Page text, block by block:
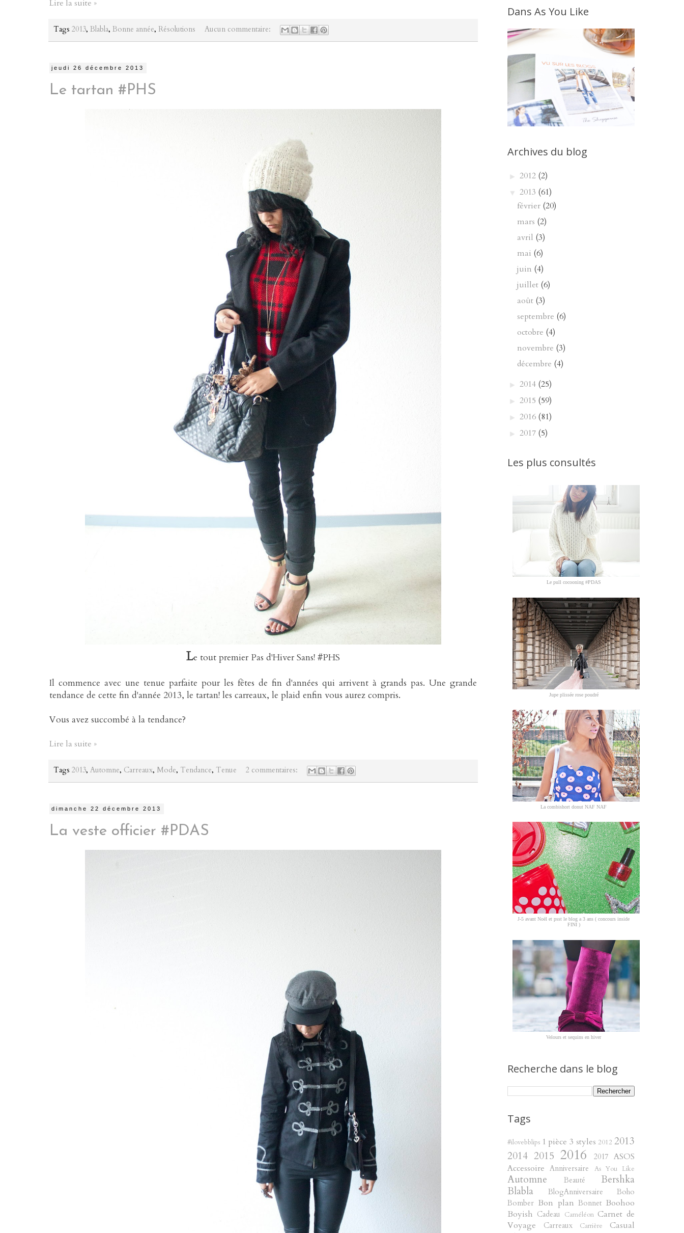
Lire la suite »
Tags 2013, Blabla, Bonne année, Résolutions Aucun commentaire:
jeudi 26 décembre 2013
Le tartan #PHS
Le tout premier Pas d'Hiver Sans! #PHS
Il commence avec une tenue parfaite pour les fêtes de fin d'années qui arrivent à grands pas. Une grande
tendance de cette fin d'année 2013, le tartan! les carreaux, le plaid enfin vous aurez compris.
Vous avez succombé à la tendance?
Lire la suite »
Tags 2013, Automne, Carreaux, Mode, Tendance, Tenue 2 commentaires:
dimanche 22 décembre 2013
La veste officier #PDAS
Dans As You Like
Archives du blog
► 2012 (2)
▼ 2013 (61)
février (20)
mars (2)
avril (3)
mai (6)
juin (4)
juillet (6)
août (3)
septembre (6)
octobre (4)
novembre (3)
décembre (4)
► 2014 (25)
► 2015 (59)
► 2016 (81)
► 2017 (5)
Les plus consultés
Le pull cocooning #PDAS
Jupe plissée rose poudré
La combishort donut NAF NAF
J-5 avant Noël et psst le blog a 3 ans ( concours inside
FINI )
Velours et sequins en hiver
Recherche dans le blog
Tags
#ilovebblips 1 pièce 3 styles 2012 2013
2014 2015 2016 2017 ASOS
Accessoire Anniversaire As You Like
Automne Beauté
Bershka
Blabla
BlogAnniversaire
Boho
Bomber Bon plan Bonnet Boohoo
Boyish Cadeau Caméléon Carnet de
Voyage
Carreaux Carrière
Casual